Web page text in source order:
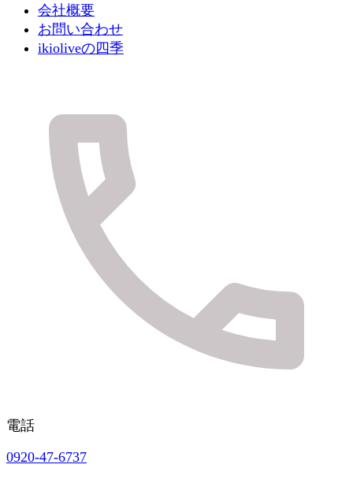
会社概要
お問い合わせ
ikioliveの四季
電話
0920-47-6737